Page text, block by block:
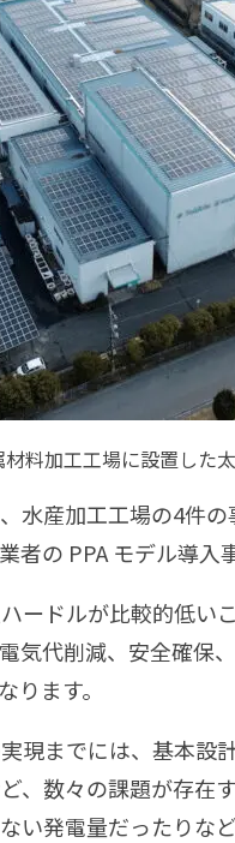
材料加工工場に設置した
水産加工工場の4件
の PPA モデル導入
ードルが比較的低い
気代削減、安全確保
ます。
現までには、基本設
数々の課題が存在
発電量だったりな